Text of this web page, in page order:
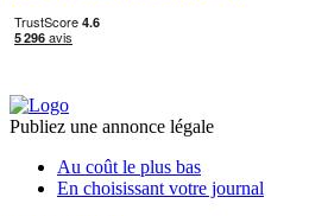
Publiez une annonce légale
Au coût le plus bas
En choisissant votre journal